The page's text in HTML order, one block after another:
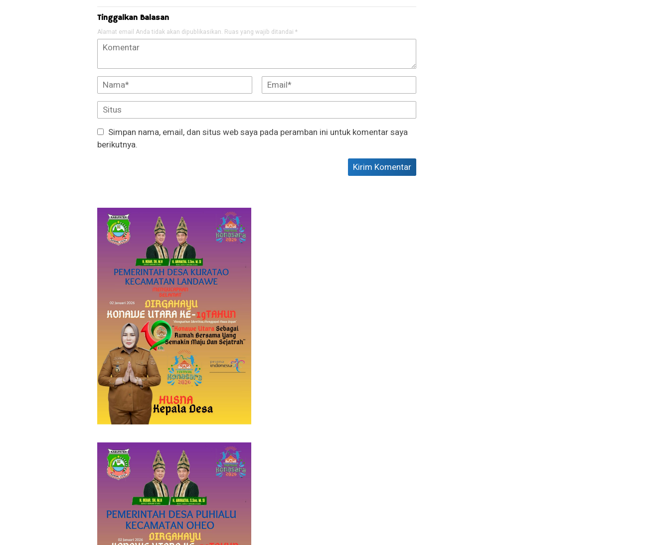
Tinggalkan Balasan
Alamat email Anda tidak akan dipublikasikan. Ruas yang wajib ditandai *
Simpan nama, email, dan situs web saya pada peramban ini untuk komentar saya
berikutnya.